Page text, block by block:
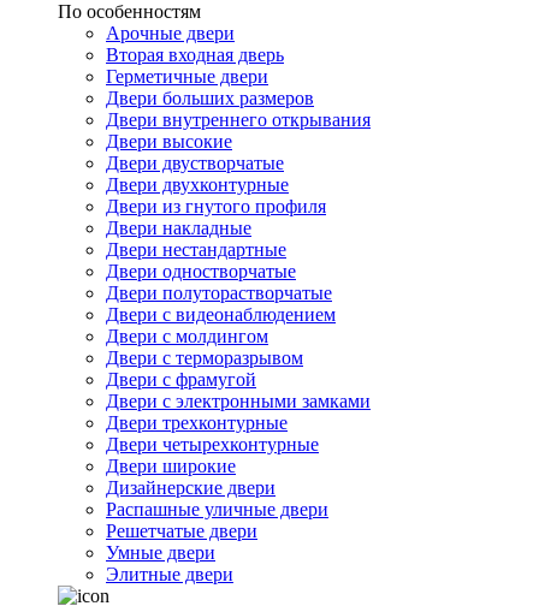
По особенностям
Арочные двери
Вторая входная дверь
Герметичные двери
Двери больших размеров
Двери внутреннего открывания
Двери высокие
Двери двустворчатые
Двери двухконтурные
Двери из гнутого профиля
Двери накладные
Двери нестандартные
Двери одностворчатые
Двери полуторастворчатые
Двери с видеонаблюдением
Двери с молдингом
Двери с терморазрывом
Двери с фрамугой
Двери с электронными замками
Двери трехконтурные
Двери четырехконтурные
Двери широкие
Дизайнерские двери
Распашные уличные двери
Решетчатые двери
Умные двери
Элитные двери